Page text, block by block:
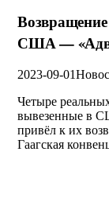
США —
2023-09-01
Четыре
вывезенные в
привёл к их
Гаагская